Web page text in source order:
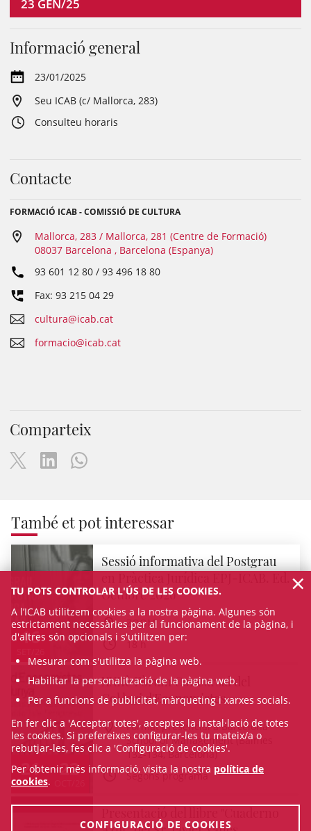
23 GEN/25
Informació general
23/01/2025
Seu ICAB (c/ Mallorca, 283)
Consulteu horaris
Contacte
FORMACIÓ ICAB - COMISSIÓ DE CULTURA
Mallorca, 283 / Mallorca, 281 (Centre de Formació)
08037 Barcelona , Barcelona (Espanya)
93 601 12 80 / 93 496 18 80
Fax: 93 215 04 29
cultura@icab.cat
formacio@icab.cat
Comparteix
També et pot interessar
16
Sessió informativa del Postgrau
Octubre 2026
ZOOM
18 h
21
OCT/26
22
XXIIè Fòrum Concursal del
Col·legi d'Economistes
Format presencial a Barcelona
School of Management (Balmes
132-134, Barcelona)
Segons programa
TU POTS CONTROLAR L'ÚS DE LES COOKIES.
A l’ICAB utilitzem cookies a la nostra pàgina. Algunes són
estrictament necessàries per al funcionament de la pàgina, i
d'altres són opcionals i s'utilitzen per:
Mesurar com s'utilitza la pàgina web.
Habilitar la personalització de la pàgina web.
Per a funcions de publicitat, màrqueting i xarxes socials.
En fer clic a 'Acceptar totes', acceptes la instal·lació de totes
les cookies. Si prefereixes configurar-les tu mateix/a o
rebutjar-les, fes clic a 'Configuració de cookies'.
Per obtenir més informació, visita la nostra política de
cookies.
CONFIGURACIÓ DE COOKIES
×